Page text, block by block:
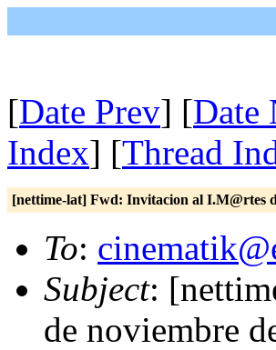
[Date Prev] [Date
Index] [Thread
[nettime-lat] Fwd: Invitacion al I.M@rtes
To:
Subject:
de noviembre